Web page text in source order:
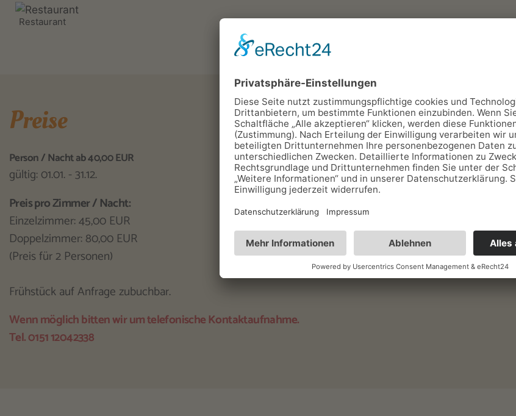
Restaurant
Preise
Person / Nacht ab 40,00 EUR
gültig: 01.01. - 31.12.
Preis pro Zimmer / Nacht:
Einzelzimmer: 45,00 EUR
Doppelzimmer: 80,00 EUR
(Preis für 2 Personen)
Frühstück auf Anfrage zubuchbar.
Wenn möglich bitten wir um telefonische Kontaktaufnahme.
Tel. 0151 12042338